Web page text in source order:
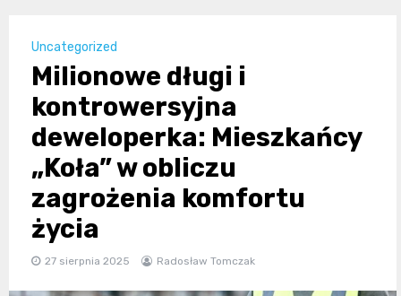
Uncategorized
Milionowe długi i
kontrowersyjna
deweloperka: Mieszkańcy
„Koła” w obliczu
zagrożenia komfortu
życia
27 sierpnia 2025 Radosław Tomczak